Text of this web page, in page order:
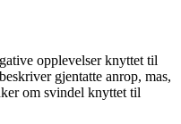
opplevelser knyttet til
gjentatte anrop, mas,
om svindel knyttet til